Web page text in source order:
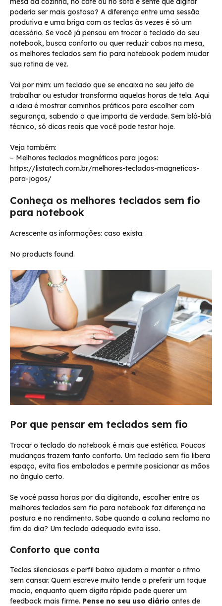
poderia ser mais gostoso? A diferença entre uma sessão
produtiva e uma briga com as teclas às vezes é só um
acessório. Se você já pensou em trocar o teclado do seu
notebook, busca conforto ou quer reduzir cabos na mesa,
os melhores teclados sem fio para notebook podem mudar
sua rotina de vez.
Vai por mim: um teclado que se encaixa no seu jeito de
trabalhar ou estudar transforma aquelas horas de tela. Aqui
a ideia é mostrar caminhos práticos para escolher com
segurança, sabendo o que importa de verdade. Sem blá-blá
técnico, só dicas reais que você pode testar hoje.
Veja também:
– Melhores teclados magnéticos para jogos:
https://listatech.com.br/melhores-teclados-magneticos-
para-jogos/
Conheça os melhores teclados sem fio
para notebook
Acrescente as informações: caso exista.
No products found.
Por que pensar em teclados sem fio
Trocar o teclado do notebook é mais que estética. Poucas
mudanças trazem tanto conforto. Um teclado sem fio libera
espaço, evita fios embolados e permite posicionar as mãos
no ângulo certo.
Se você passa horas por dia digitando, escolher entre os
melhores teclados sem fio para notebook faz diferença na
postura e no rendimento. Sabe quando a coluna reclama no
fim do dia? Um teclado adequado evita isso.
Conforto que conta
Teclas silenciosas e perfil baixo ajudam a manter o ritmo
sem cansar. Quem escreve muito tende a preferir um toque
macio, enquanto quem digita rápido pode querer um
feedback mais firme. Pense no seu uso diário antes de